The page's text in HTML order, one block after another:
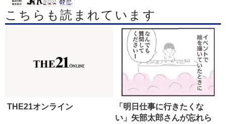
こちらも読まれています
THE21オンライン
「明日仕事に行きたくな
い」矢部太郎さんが忘れら